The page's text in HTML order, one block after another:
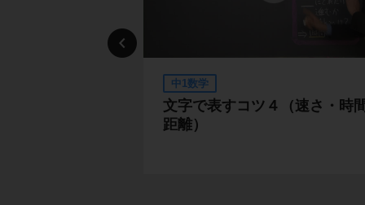
文字で表すコツ４（速さ・時
距離）
中1数学